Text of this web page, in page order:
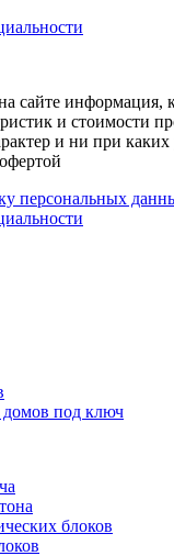
сайте информация,
и стоимости
и ни при каких
персональных
домов под ключ
блоков